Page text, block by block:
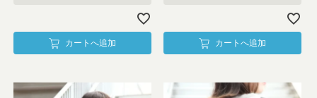
カートへ追加 カートへ追加